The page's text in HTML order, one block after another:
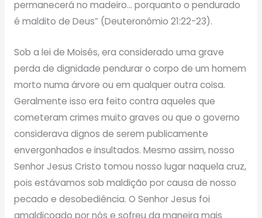
permanecerá no madeiro… porquanto o pendurado
é maldito de Deus” (Deuteronômio 21:22-23).
Sob a lei de Moisés, era considerado uma grave
perda de dignidade pendurar o corpo de um homem
morto numa árvore ou em qualquer outra coisa.
Geralmente isso era feito contra aqueles que
cometeram crimes muito graves ou que o governo
considerava dignos de serem publicamente
envergonhados e insultados. Mesmo assim, nosso
Senhor Jesus Cristo tomou nosso lugar naquela cruz,
pois estávamos sob maldição por causa de nosso
pecado e desobediência. O Senhor Jesus foi
amaldiçoado por nós e sofreu da maneira mais